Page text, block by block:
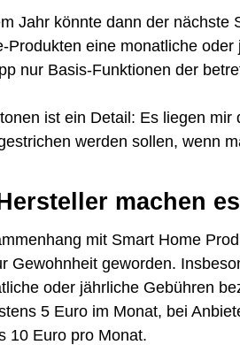
Jahr könnte dann der
Produkten eine monatliche
nur Basis-Funktionen der
ist ein Detail: Es liegen
werden sollen, wenn
machen
mit Smart Home
Gewohnheit geworden.
oder jährliche Gebühren
5 Euro im Monat, bei
10 Euro pro Monat.